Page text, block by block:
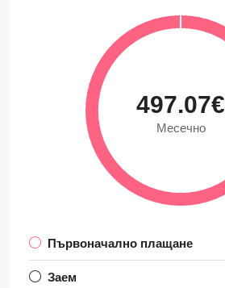
497.07€
Месечно
Първоначално плащане
Заем